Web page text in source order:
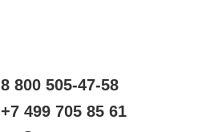
8 800 505-47-58
+7 499 705 85 61